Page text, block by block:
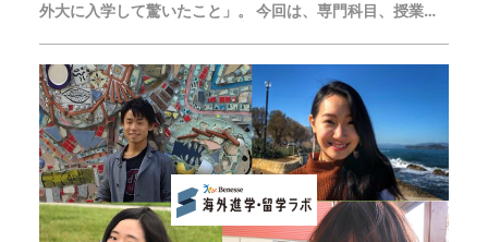
外大に入学して驚いたこと」。 今回は、専門科目、授業に